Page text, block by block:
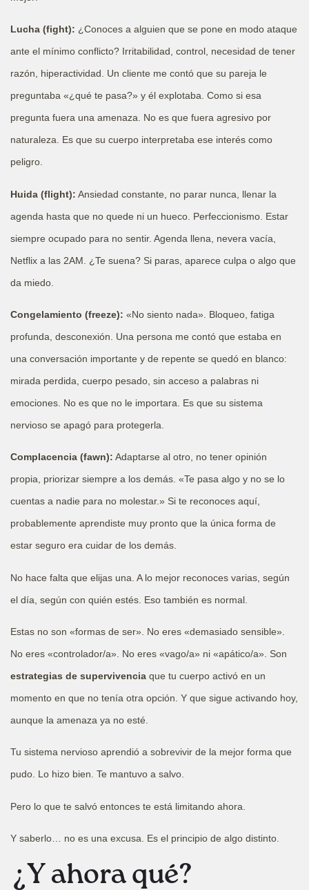
Lucha (fight): ¿Conoces a alguien que se pone en modo ataque
ante el mínimo conflicto? Irritabilidad, control, necesidad de tener
razón, hiperactividad. Un cliente me contó que su pareja le
preguntaba «¿qué te pasa?» y él explotaba. Como si esa
pregunta fuera una amenaza. No es que fuera agresivo por
naturaleza. Es que su cuerpo interpretaba ese interés como
peligro.
Huida (flight): Ansiedad constante, no parar nunca, llenar la
agenda hasta que no quede ni un hueco. Perfeccionismo. Estar
siempre ocupado para no sentir. Agenda llena, nevera vacía,
Netflix a las 2AM. ¿Te suena? Si paras, aparece culpa o algo que
da miedo.
Congelamiento (freeze): «No siento nada». Bloqueo, fatiga
profunda, desconexión. Una persona me contó que estaba en
una conversación importante y de repente se quedó en blanco:
mirada perdida, cuerpo pesado, sin acceso a palabras ni
emociones. No es que no le importara. Es que su sistema
nervioso se apagó para protegerla.
Complacencia (fawn): Adaptarse al otro, no tener opinión
propia, priorizar siempre a los demás. «Te pasa algo y no se lo
cuentas a nadie para no molestar.» Si te reconoces aquí,
probablemente aprendiste muy pronto que la única forma de
estar seguro era cuidar de los demás.
No hace falta que elijas una. A lo mejor reconoces varias, según
el día, según con quién estés. Eso también es normal.
Estas no son «formas de ser». No eres «demasiado sensible».
No eres «controlador/a». No eres «vago/a» ni «apático/a». Son
estrategias de supervivencia que tu cuerpo activó en un
momento en que no tenía otra opción. Y que sigue activando hoy,
aunque la amenaza ya no esté.
Tu sistema nervioso aprendió a sobrevivir de la mejor forma que
pudo. Lo hizo bien. Te mantuvo a salvo.
Pero lo que te salvó entonces te está limitando ahora.
Y saberlo… no es una excusa. Es el principio de algo distinto.
¿Y ahora qué?